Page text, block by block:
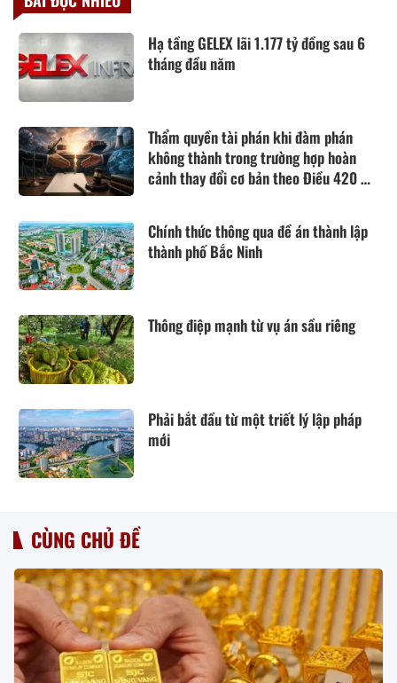
Hạ tầng GELEX lãi 1.177 tỷ đồng sau 6
tháng đầu năm
Thẩm quyền tài phán khi đàm phán
không thành trong trường hợp hoàn
cảnh thay đổi cơ bản theo Điều 420 Bộ
Chính thức thông qua đề án thành lập
thành phố Bắc Ninh
Thông điệp mạnh từ vụ án sầu riêng
Phải bắt đầu từ một triết lý lập pháp
mới
CÙNG CHỦ ĐỀ